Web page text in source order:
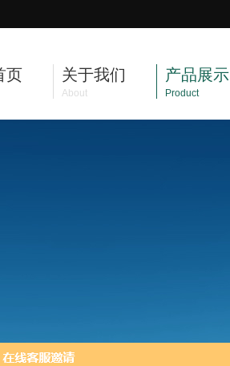
页 关于我们
About
产品展示
Product